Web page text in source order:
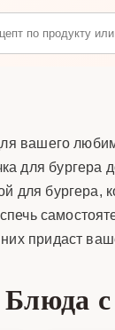
вашего
бургера
для бургера,
придаст
Блюда с